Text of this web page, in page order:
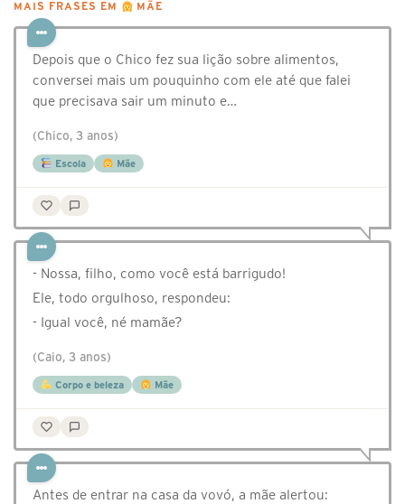
MAIS FRASES EM MÃE
Depois que o Chico fez sua lição sobre alimentos,
conversei mais um pouquinho com ele até que falei
que precisava sair um minuto e…
(Chico, 3 anos)
Escola Mãe
- Nossa, filho, como você está barrigudo!
Ele, todo orgulhoso, respondeu:
- Igual você, né mamãe?
(Caio, 3 anos)
Corpo e beleza Mãe
Antes de entrar na casa da vovó, a mãe alertou: